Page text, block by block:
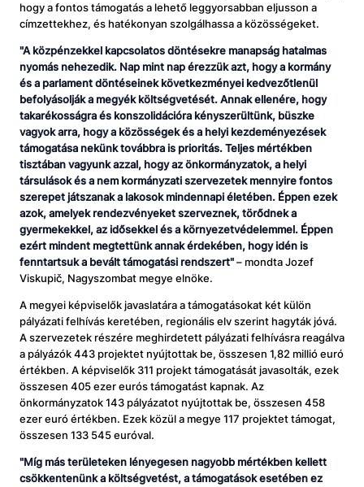
hogy a fontos támogatás a lehető leggyorsabban eljusson a
címzettekhez, és hatékonyan szolgálhassa a közösségeket.
"A közpénzekkel kapcsolatos döntésekre manapság hatalmas
nyomás nehezedik. Nap mint nap érezzük azt, hogy a kormány
és a parlament döntéseinek következményei kedvezőtlenül
befolyásolják a megyék költségvetését.Annak ellenére, hogy
takarékosságra és konszolidációra kényszerültünk, büszke
vagyok arra, hogy a közösségek és a helyi kezdeményezések
támogatása nekünk továbbra is prioritás. Teljes mértékben
tisztában vagyunk azzal, hogy az önkormányzatok, a helyi
társulások és a nem kormányzati szervezetek mennyire fontos
szerepet játszanak a lakosok mindennapi életében. Éppenezek
azok, amelyek rendezvényeket szerveznek, törődnek a
gyermekekkel, az idősekkel és a környezetvédelemmel. Éppen
ezért mindent megtettünk annak érdekében, hogy idén is
fenntartsuk a beválttámogatási rendszert"– mondta Jozef
Viskupič, Nagyszombat megye elnöke.
A megyei képviselők javaslatára a támogatásokat két külön
pályázati felhívás keretében, regionális elv szerint hagyták jóvá.
A szervezetek részére meghirdetett pályázati felhívásra reagálva
a pályázók 443 projektet nyújtottak be, összesen 1,82 millió euró
értékben. A képviselők 311 projekt támogatását javasolták, ezek
összesen 405 ezer eurós támogatást kapnak. Az
önkormányzatok 143 pályázatot nyújtottak be, összesen 458
ezer euró értékben. Ezek közül a megye 117 projektet támogat,
összesen 133 545 euróval.
"Míg más területeken lényegesen nagyobb mértékben kellett
csökkentenünk a költségvetést, a támogatások esetében ez